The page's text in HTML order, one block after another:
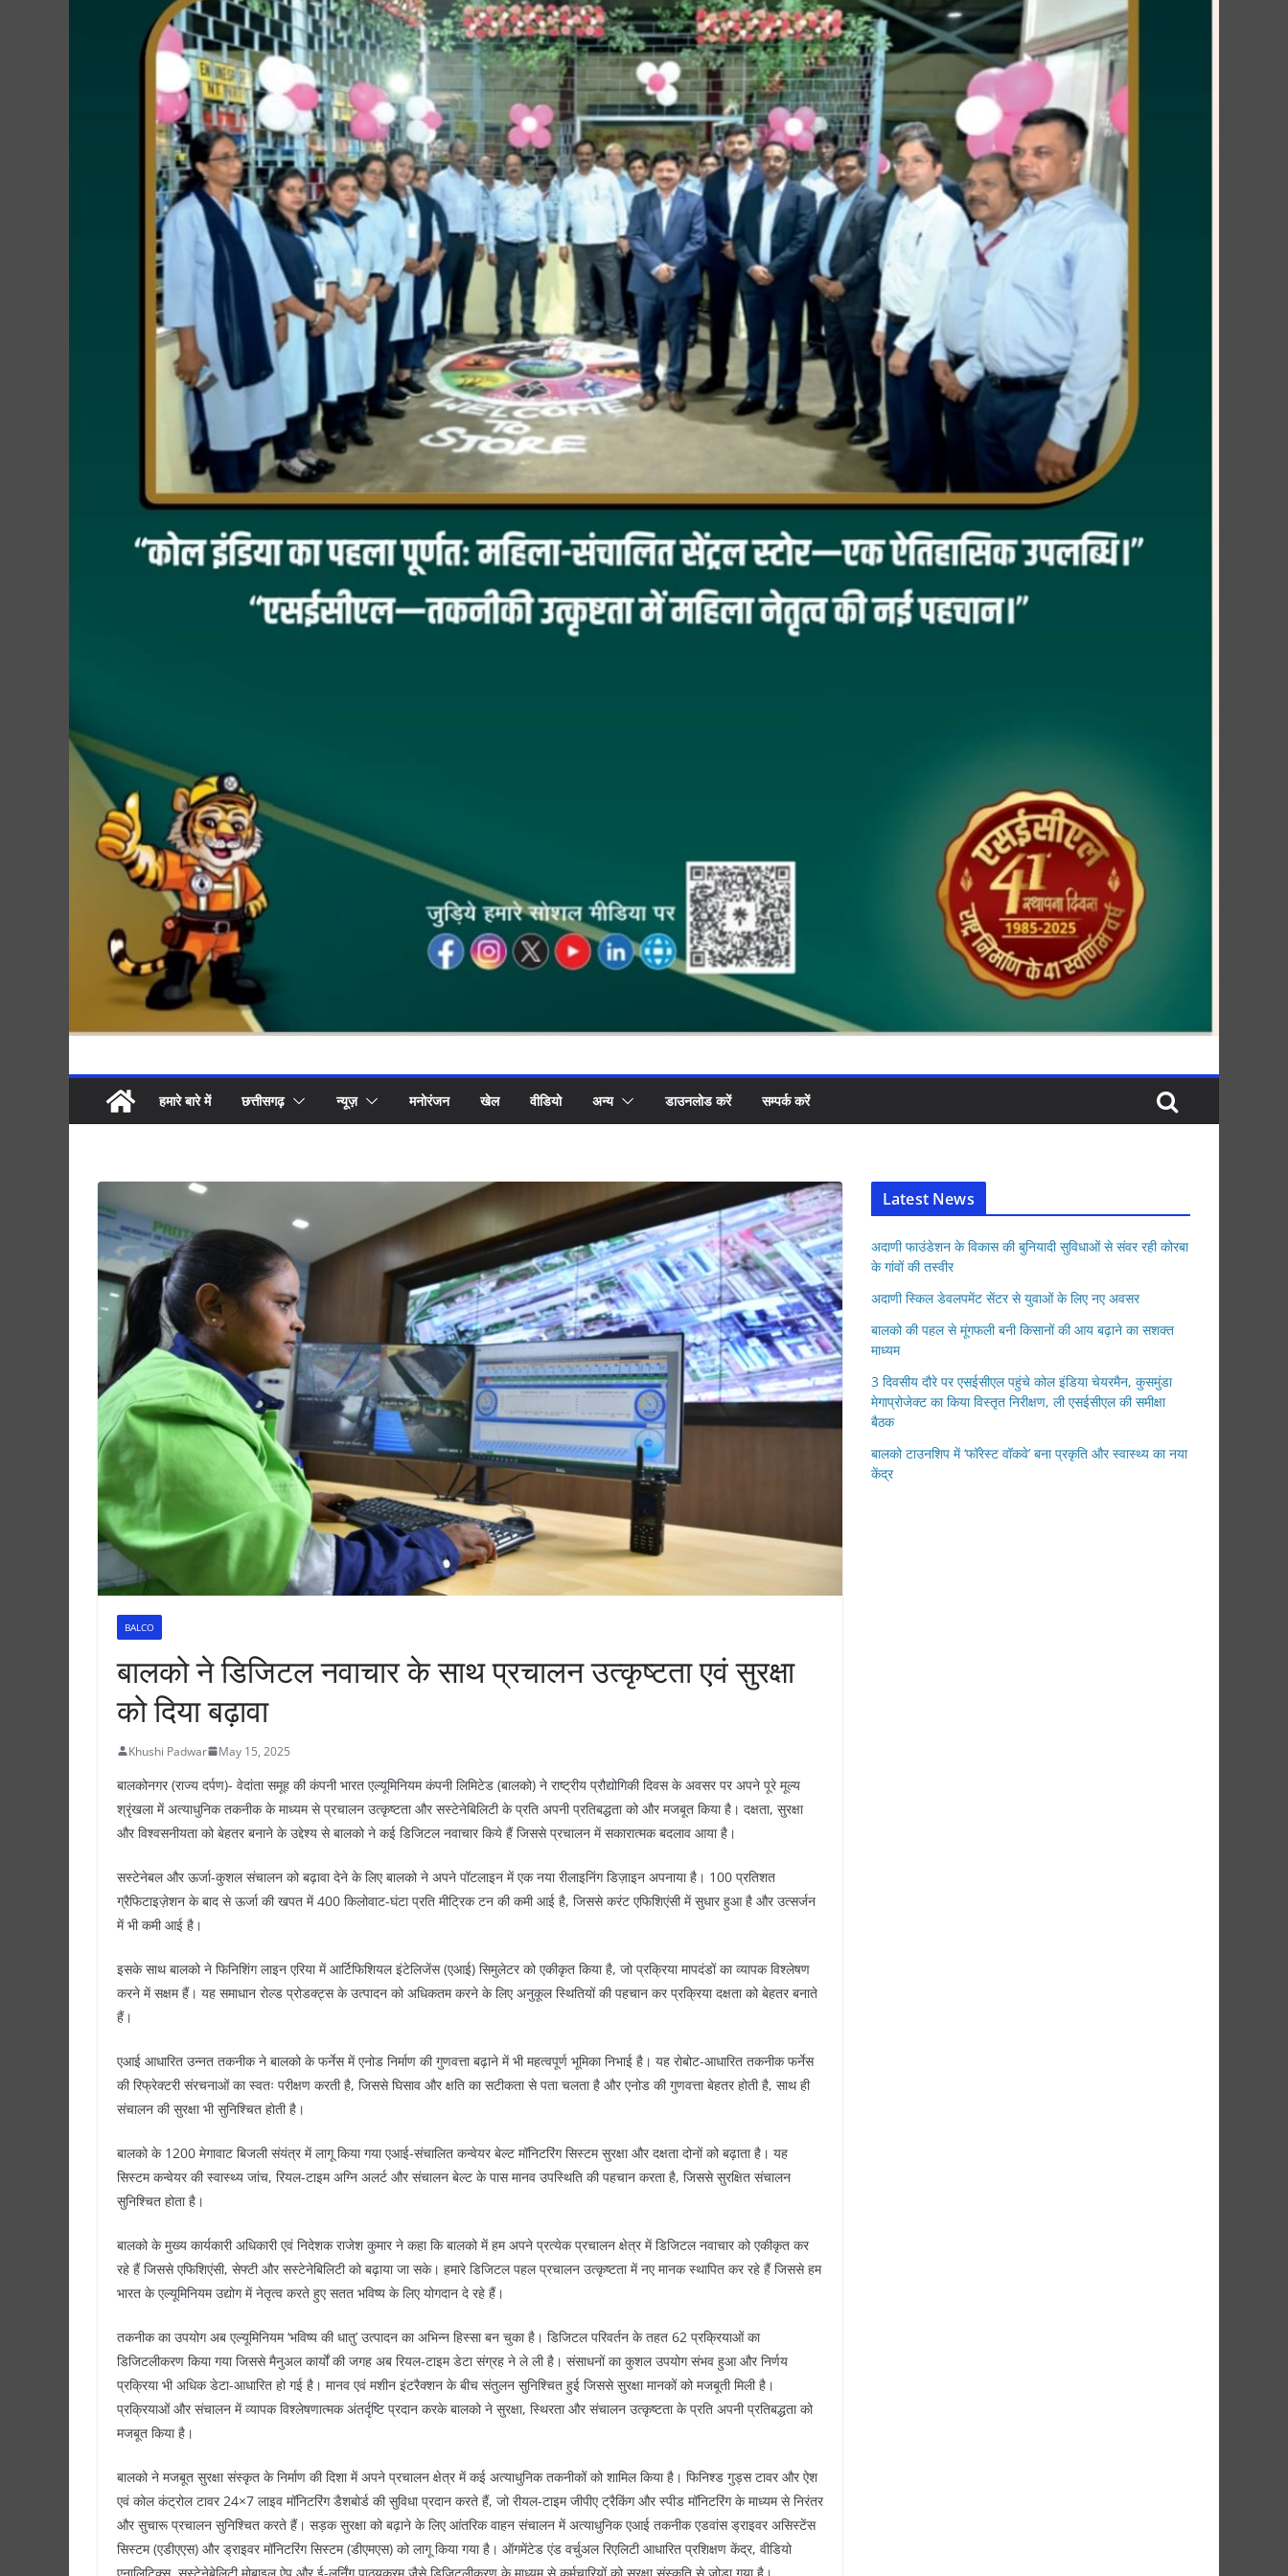
हमारे बारे में छत्तीसगढ़ न्यूज़ मनोरंजन खेल वीडियो अन्य डाउनलोड करें सम्पर्क करें
BALCO
बालको ने डिजिटल नवाचार के साथ प्रचालन उत्कृष्टता एवं सुरक्षा
को दिया बढ़ावा
Khushi Padwar May 15, 2025
बालकोनगर (राज्य दर्पण)- वेदांता समूह की कंपनी भारत एल्यूमिनियम कंपनी लिमिटेड (बालको) ने राष्ट्रीय प्रौद्योगिकी दिवस के अवसर पर अपने पूरे मूल्य
श्रृंखला में अत्याधुनिक तकनीक के माध्यम से प्रचालन उत्कृष्टता और सस्टेनेबिलिटी के प्रति अपनी प्रतिबद्धता को और मजबूत किया है। दक्षता, सुरक्षा
और विश्वसनीयता को बेहतर बनाने के उद्देश्य से बालको ने कई डिजिटल नवाचार किये हैं जिससे प्रचालन में सकारात्मक बदलाव आया है।
सस्टेनेबल और ऊर्जा-कुशल संचालन को बढ़ावा देने के लिए बालको ने अपने पॉटलाइन में एक नया रीलाइनिंग डिज़ाइन अपनाया है। 100 प्रतिशत
ग्रैफिटाइज़ेशन के बाद से ऊर्जा की खपत में 400 किलोवाट-घंटा प्रति मीट्रिक टन की कमी आई है, जिससे करंट एफिशिएंसी में सुधार हुआ है और उत्सर्जन
में भी कमी आई है।
इसके साथ बालको ने फिनिशिंग लाइन एरिया में आर्टिफिशियल इंटेलिजेंस (एआई) सिमुलेटर को एकीकृत किया है, जो प्रक्रिया मापदंडों का व्यापक विश्लेषण
करने में सक्षम हैं। यह समाधान रोल्ड प्रोडक्ट्स के उत्पादन को अधिकतम करने के लिए अनुकूल स्थितियों की पहचान कर प्रक्रिया दक्षता को बेहतर बनाते
हैं।
एआई आधारित उन्नत तकनीक ने बालको के फर्नेस में एनोड निर्माण की गुणवत्ता बढ़ाने में भी महत्वपूर्ण भूमिका निभाई है। यह रोबोट-आधारित तकनीक फर्नेस
की रिफ्रेक्टरी संरचनाओं का स्वतः परीक्षण करती है, जिससे घिसाव और क्षति का सटीकता से पता चलता है और एनोड की गुणवत्ता बेहतर होती है, साथ ही
संचालन की सुरक्षा भी सुनिश्चित होती है।
बालको के 1200 मेगावाट बिजली संयंत्र में लागू किया गया एआई-संचालित कन्वेयर बेल्ट मॉनिटरिंग सिस्टम सुरक्षा और दक्षता दोनों को बढ़ाता है। यह
सिस्टम कन्वेयर की स्वास्थ्य जांच, रियल-टाइम अग्नि अलर्ट और संचालन बेल्ट के पास मानव उपस्थिति की पहचान करता है, जिससे सुरक्षित संचालन
सुनिश्चित होता है।
बालको के मुख्य कार्यकारी अधिकारी एवं निदेशक राजेश कुमार ने कहा कि बालको में हम अपने प्रत्येक प्रचालन क्षेत्र में डिजिटल नवाचार को एकीकृत कर
रहे हैं जिससे एफिशिएंसी, सेफ्टी और सस्टेनेबिलिटी को बढ़ाया जा सके। हमारे डिजिटल पहल प्रचालन उत्कृष्टता में नए मानक स्थापित कर रहे हैं जिससे हम
भारत के एल्यूमिनियम उद्योग में नेतृत्व करते हुए सतत भविष्य के लिए योगदान दे रहे हैं।
तकनीक का उपयोग अब एल्यूमिनियम ‘भविष्य की धातु’ उत्पादन का अभिन्न हिस्सा बन चुका है। डिजिटल परिवर्तन के तहत 62 प्रक्रियाओं का
डिजिटलीकरण किया गया जिससे मैनुअल कार्यों की जगह अब रियल-टाइम डेटा संग्रह ने ले ली है। संसाधनों का कुशल उपयोग संभव हुआ और निर्णय
प्रक्रिया भी अधिक डेटा-आधारित हो गई है। मानव एवं मशीन इंटरैक्शन के बीच संतुलन सुनिश्चित हुई जिससे सुरक्षा मानकों को मजबूती मिली है।
प्रक्रियाओं और संचालन में व्यापक विश्लेषणात्मक अंतर्दृष्टि प्रदान करके बालको ने सुरक्षा, स्थिरता और संचालन उत्कृष्टता के प्रति अपनी प्रतिबद्धता को
मजबूत किया है।
बालको ने मजबूत सुरक्षा संस्कृत के निर्माण की दिशा में अपने प्रचालन क्षेत्र में कई अत्याधुनिक तकनीकों को शामिल किया है। फिनिश्ड गुड्स टावर और ऐश
एवं कोल कंट्रोल टावर 24×7 लाइव मॉनिटरिंग डैशबोर्ड की सुविधा प्रदान करते हैं, जो रीयल-टाइम जीपीए ट्रैकिंग और स्पीड मॉनिटरिंग के माध्यम से निरंतर
और सुचारू प्रचालन सुनिश्चित करते हैं। सड़क सुरक्षा को बढ़ाने के लिए आंतरिक वाहन संचालन में अत्याधुनिक एआई तकनीक एडवांस ड्राइवर असिस्टेंस
सिस्टम (एडीएएस) और ड्राइवर मॉनिटरिंग सिस्टम (डीएमएस) को लागू किया गया है। ऑगमेंटेड एंड वर्चुअल रिएलिटी आधारित प्रशिक्षण केंद्र, वीडियो
Latest News
अदाणी फाउंडेशन के विकास की बुनियादी सुविधाओं से संवर रही कोरबा
के गांवों की तस्वीर
अदाणी स्किल डेवलपमेंट सेंटर से युवाओं के लिए नए अवसर
बालको की पहल से मूंगफली बनी किसानों की आय बढ़ाने का सशक्त
माध्यम
3 दिवसीय दौरे पर एसईसीएल पहुंचे कोल इंडिया चेयरमैन, कुसमुंडा
मेगाप्रोजेक्ट का किया विस्तृत निरीक्षण, ली एसईसीएल की समीक्षा
बैठक
बालको टाउनशिप में ‘फॉरेस्ट वॉकवे’ बना प्रकृति और स्वास्थ्य का नया
केंद्र